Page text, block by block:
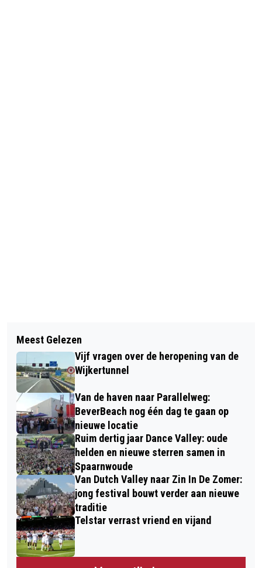
TELSTAR ONDERUIT IN
JUBILEUMWEDSTRIJD PEC ZWOLLE:
4-1
ZANDVOORT LIGHT WALK DOMPELT
6.500 WANDELAARS ONDER IN EEN
WERELD VOL LICHT
Meest Gelezen
Vijf vragen over de heropening van de
Wijkertunnel
Van de haven naar Parallelweg:
BeverBeach nog één dag te gaan op
nieuwe locatie
Ruim dertig jaar Dance Valley: oude
helden en nieuwe sterren samen in
Spaarnwoude
Van Dutch Valley naar Zin In De Zomer:
jong festival bouwt verder aan nieuwe
traditie
Telstar verrast vriend en vijand